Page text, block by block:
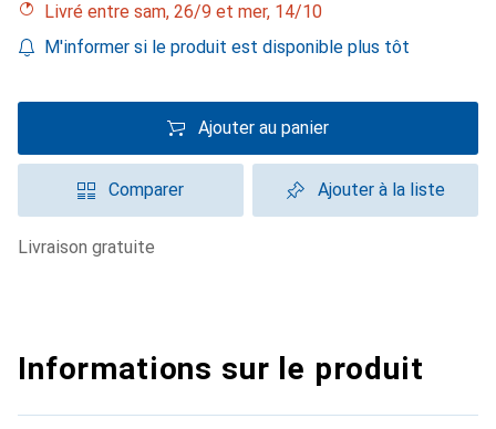
Livré entre sam, 26/9 et mer, 14/10
M'informer si le produit est disponible plus tôt
Ajouter au panier
Comparer Ajouter à la liste
livraison gratuite
Informations sur le produit